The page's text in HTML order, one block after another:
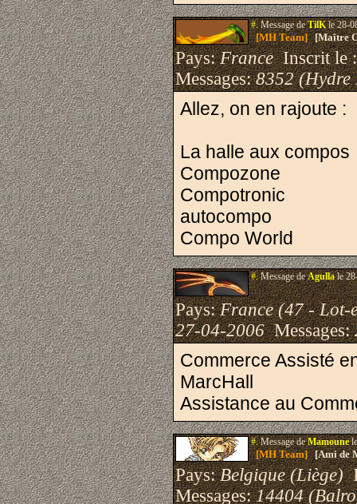
#.Message deTilKle 28-
[MH Team][Maître
Pays:FranceInscrit le
Messages:8352 (Hydre
Allez, on en rajoute :
La halle aux compos
Compozone
Compotronic
autocompo
Compo World
#.Message deAgullale
Pays:France (47 - Lot-
27-04-2006Messages:
Commerce Assisté
MarcHall
Assistance au
#.Message deMamoune
[MH Team][Ami de
Pays:Belgique (Liège)
Messages:14404